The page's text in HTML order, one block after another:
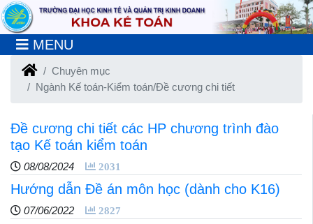
MENU
Chuyên mục
Ngành Kế toán-Kiểm toán/Đề cương chi tiết
Đề cương chi tiết các HP chương trình đào
tạo Kế toán kiểm toán
08/08/2024 2031
Hướng dẫn Đề án môn học (dành cho K16)
07/06/2022 2827